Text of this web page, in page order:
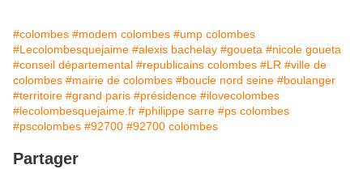
#colombes #modem colombes #ump colombes
#Lecolombesquejaime #alexis bachelay #goueta #nicole goueta
#conseil départemental #republicains colombes #LR #ville de
colombes #mairie de colombes #boucle nord seine #boulanger
#territoire #grand paris #présidence #ilovecolombes
#lecolombesquejaime.fr #philippe sarre #ps colombes
#pscolombes #92700 #92700 colombes
Partager